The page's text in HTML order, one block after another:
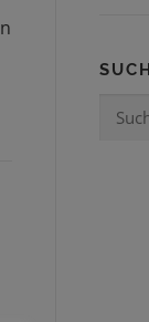
Suchen